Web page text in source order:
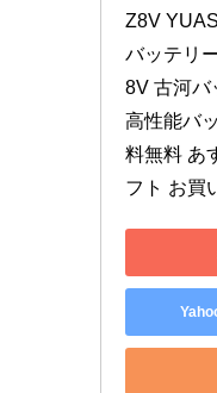
Z8V
バッテリ
8V 古河バ
高性能バ
料無料 あ
フト お買